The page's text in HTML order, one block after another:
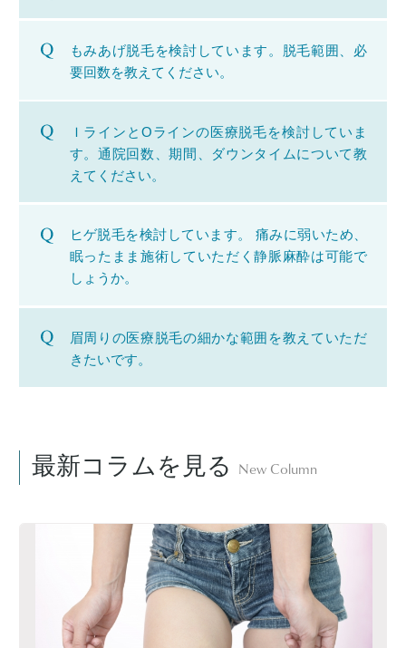
もみあげ脱毛を検討しています。脱毛範囲、必
要回数を教えてください。
ＩラインとOラインの医療脱毛を検討していま
す。通院回数、期間、ダウンタイムについて教
えてください。
ヒゲ脱毛を検討しています。 痛みに弱いため、
眠ったまま施術していただく静脈麻酔は可能で
しょうか。
眉周りの医療脱毛の細かな範囲を教えていただ
きたいです。
最新コラムを見る New Column